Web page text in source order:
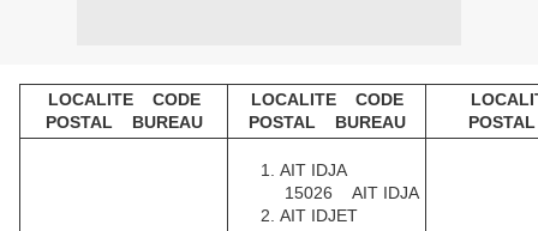
LOCALITE CODE
POSTAL BUREAU
LOCALITE CODE
POSTAL BUREAU
AIT IDJA
15026 AIT IDJA
AIT IDJET